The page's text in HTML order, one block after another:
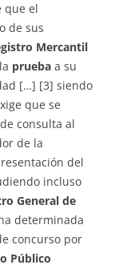
que el
de sus
Mercantil
prueba a su
[…] [3] siendo
que se
consulta al
de la
del
incluso
General de
determinada
concurso por
Público